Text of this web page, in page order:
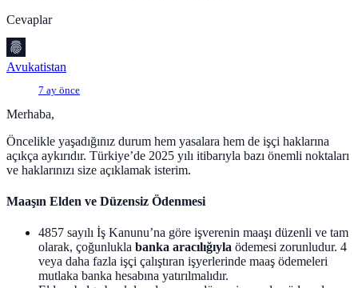
Cevaplar
Avukatistan
7 ay önce
Merhaba,
Öncelikle yaşadığınız durum hem yasalara hem de işçi haklarına
açıkça aykırıdır. Türkiye’de 2025 yılı itibarıyla bazı önemli noktaları
ve haklarınızı size açıklamak isterim.
Maaşın Elden ve Düzensiz Ödenmesi
4857 sayılı İş Kanunu’na göre işverenin maaşı düzenli ve tam
olarak, çoğunlukla banka aracılığıyla ödemesi zorunludur. 4
veya daha fazla işçi çalıştıran işyerlerinde maaş ödemeleri
mutlaka banka hesabına yatırılmalıdır.